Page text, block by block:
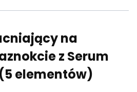
na
z Serum
(5 elementów)